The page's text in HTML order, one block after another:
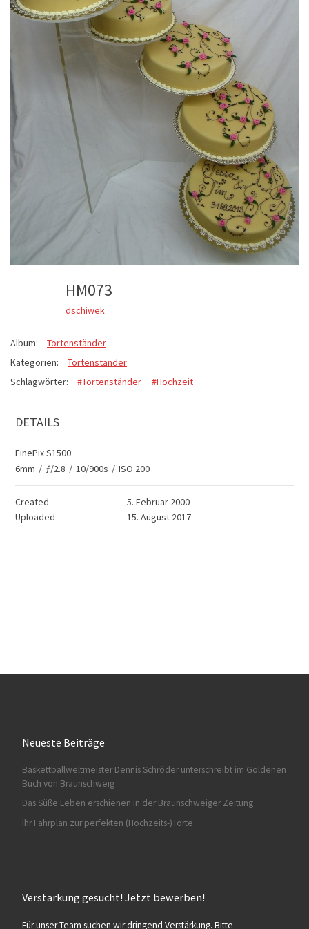
HM073
dschiwek
Album:
Tortenständer
Kategorien:
Tortenständer
Schlagwörter:
#Tortenständer #Hochzeit
DETAILS
FinePix S1500
6mm / ƒ/2.8 / 10/900s / ISO 200
Created
5. Februar 2000
Uploaded
15. August 2017
Neueste Beiträge
Baskettballweltmeister Dennis Schröder unterschreibt im Goldenen
Buch von Braunschweig
Das Süße Leben erschienen in der Braunschweiger Zeitung
Ihr Fahrplan zur perfekten (Hochzeits-)Torte
Verstärkung gesucht! Jetzt bewerben!
Für unser Team suchen wir dringend Verstärkung. Bitte